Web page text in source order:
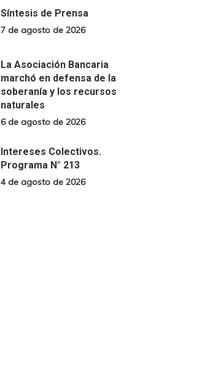
Síntesis de Prensa
7 de agosto de 2026
La Asociación Bancaria
marchó en defensa de la
soberanía y los recursos
naturales
6 de agosto de 2026
Intereses Colectivos.
Programa N° 213
4 de agosto de 2026